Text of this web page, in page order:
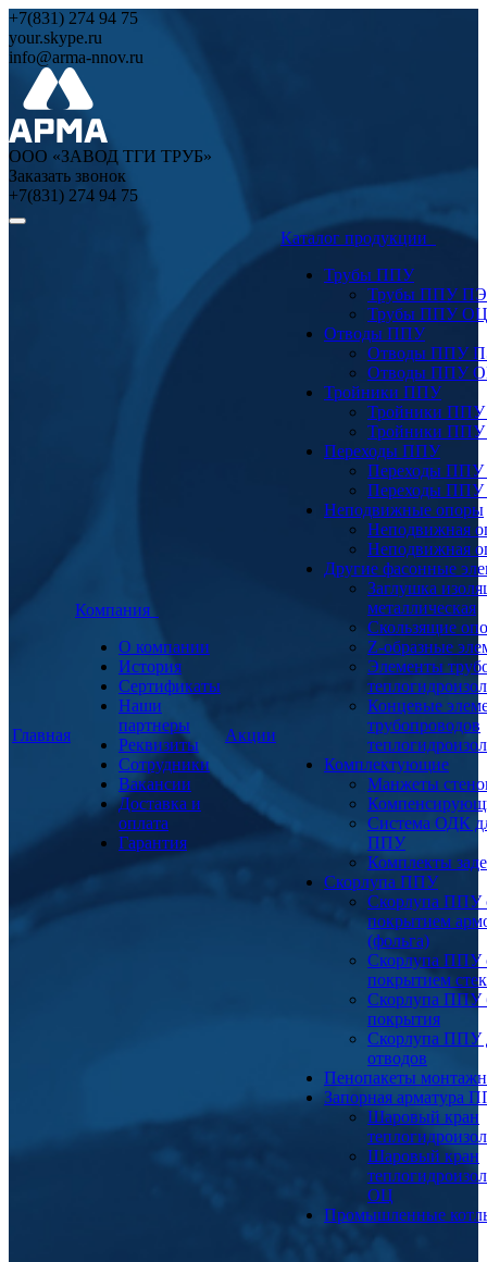
+7(831) 274 94 75
your.skype.ru
info@arma-nnov.ru
ООО «ЗАВОД ТГИ ТРУБ»
Заказать звонок
+7(831) 274 94 75
Главная
Компания
О компании
История
Сертификаты
Наши
партнеры
Реквизиты
Сотрудники
Вакансии
Доставка и
оплата
Гарантия
Акции
Каталог продукции
Трубы ППУ
Трубы ППУ ПЭ
Трубы ППУ ОЦ
Отводы ППУ
Отводы ППУ
Отводы ППУ
Тройники ППУ
Тройники
Тройники
Переходы ППУ
Переходы
Переходы
Неподвижные опоры
Неподвижная
Неподвижная
Другие фасонные
Заглушка
металлическая
Скользящие
Z-образные
Элементы
Концевые
трубопроводов
Комплектующие
Манжеты
Система ОДК
ППУ
Комплекты
Скорлупа ППУ
Скорлупа ППУ
покрытием
(фольга)
Скорлупа ППУ
покрытием
Скорлупа ППУ
покрытия
Скорлупа ППУ
отводов
Пенопакеты
Запорная арматура
Шаровый кран
Шаровый кран
ОЦ
Промышленные